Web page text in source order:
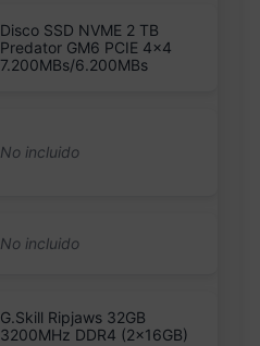
Disco SSD NVME 2 TB
Predator GM6 PCIE 4×4
7.200MBs/6.200MBs
G.Skill Ripjaws 32GB
3200MHz DDR4 (2x16GB)